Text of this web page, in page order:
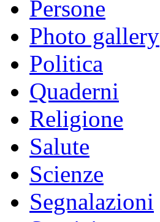
Persone
Photo gallery
Politica
Quaderni
Religione
Salute
Scienze
Segnalazioni